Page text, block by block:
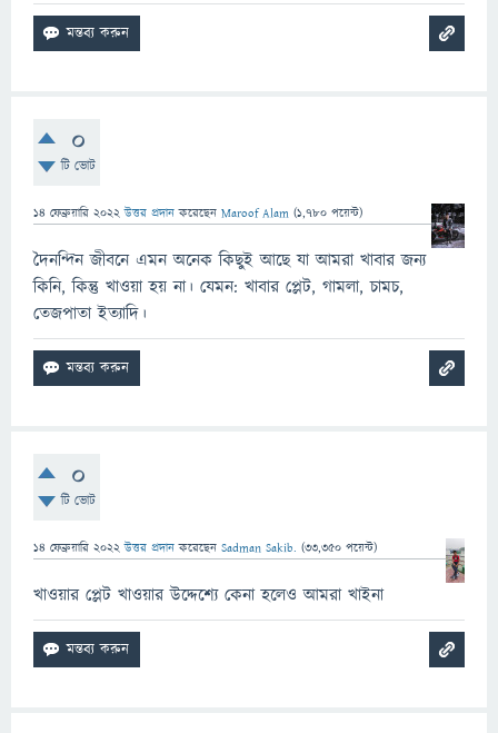
0
টি ভোট
14 ফেব্রুয়ারি 2022 উত্তর প্রদান করেছেন Maroof Alam (1,780 পয়েন্ট)
দৈনন্দিন জীবনে এমন অনেক কিছুই আছে যা আমরা খাবার জন্য
কিনি, কিন্তু খাওয়া হয় না। যেমন: খাবার প্লেট, গামলা, চামচ,
তেজপাতা ইত্যাদি।
0
টি ভোট
14 ফেব্রুয়ারি 2022 উত্তর প্রদান করেছেন Sadman Sakib. (33,350 পয়েন্ট)
খাওয়ার প্লেট খাওয়ার উদ্দেশ্যে কেনা হলেও আমরা খাইনা